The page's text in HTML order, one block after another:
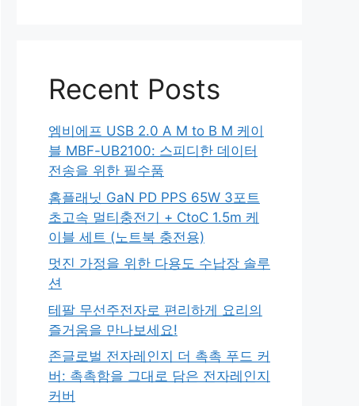
Recent Posts
엠비에프 USB 2.0 A M to B M 케이
블 MBF-UB2100: 스피디한 데이터
전송을 위한 필수품
홈플래닛 GaN PD PPS 65W 3포트
초고속 멀티충전기 + CtoC 1.5m 케
이블 세트 (노트북 충전용)
멋진 가정을 위한 다용도 수납장 솔루
션
테팔 무선주전자로 편리하게 요리의
즐거움을 만나보세요!
존글로벌 전자레인지 더 촉촉 푸드 커
버: 촉촉함을 그대로 담은 전자레인지
커버